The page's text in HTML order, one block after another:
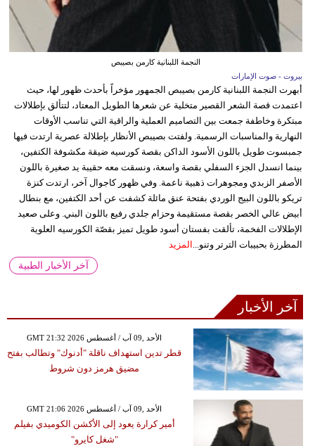
النجمة اللبنانية كارمن بصيبص
بيروت - صوت الإمارات
أبهرت النجمة اللبنانية كارمن بصيبص الجمهور مؤخراً بأحدث ظهور لها، حيث
اعتمدت قصة الشعر القصير متخلية عن شعرها الطويل المعتاد، لتتألق بإطلالات
مبتكرة وخاطفة جمعت بين التصاميم العملية والراقية التي تناسب الأوقات
النهارية والمناسبات الرسمية. ولفتت بصيبص الأنظار بإطلالة عصرية ارتدت فيها
جمبسوت طويل باللون الأسود الداكن بقصة كورسيه ضيقة مكشوفة الكتفين،
بينما انسدل الجزء السفلي بقصة واسعة، ونسقت معه حقيبة يد صغيرة باللون
الأصفر الزبدي ومجوهرات ذهبية ناعمة. وفي ظهور كاجوال آخر، ارتدت كنزة
تريكو باللون البيج الوردي بفتحة عنق مائلة كشفت عن أحد الكتفين، مع بنطال
أبيض عالي الخصر بقصة مستقيمة وحزام جلدي رفيع باللون البني. وعلى صعيد
الإطلالات الفخمة، تألقت بفستان أسود طويل تميز بقصّة الكورسيه العلوية
المطرزة بحبيبات الترتر وتنو... المزيد
آخر الأخبار الطبية
آخر الأخبار
GMT 21:32 2026 الأحد ,09 آب / أغسطس
قطر تدين استهداف ناقلة "أدنوك" وتطالب بفتح
مضيق هرمز دون شروط
GMT 21:06 2026 الأحد ,09 آب / أغسطس
أمير كرارة يعود إلى الأكشن الكوميدي بفيلم
"شغل كايرو"